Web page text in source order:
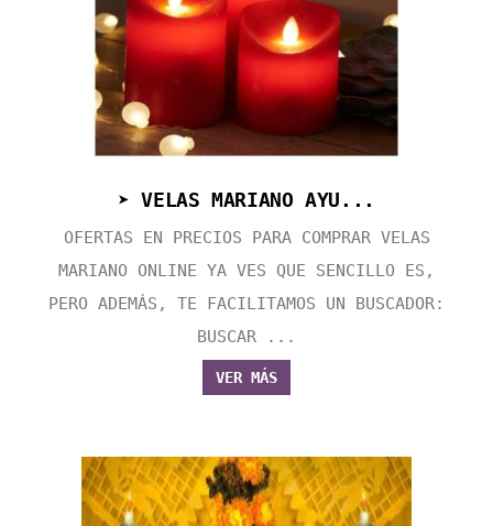
➤ VELAS MARIANO AYU...
OFERTAS EN PRECIOS PARA COMPRAR VELAS
MARIANO ONLINE YA VES QUE SENCILLO ES,
PERO ADEMÁS, TE FACILITAMOS UN BUSCADOR:
BUSCAR ...
VER MÁS